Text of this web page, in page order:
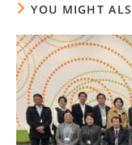
YOU MIGHT